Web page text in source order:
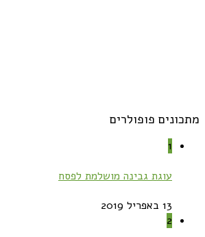
מתכונים פופולרים
1
עוגת גבינה מושלמת לפסח
13 באפריל 2019
2